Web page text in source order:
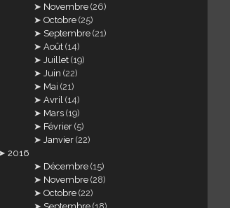
Novembre (26)
Octobre (25)
Septembre (21)
Août (14)
Juillet (19)
Juin (22)
Mai (21)
Avril (14)
Mars (19)
Février (5)
Janvier (22)
2016
Décembre (15)
Novembre (28)
Octobre (22)